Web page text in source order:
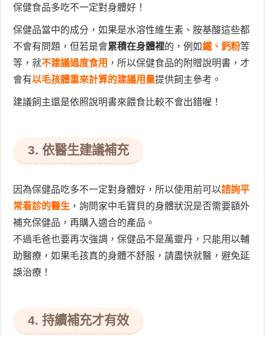
保健食品多吃不一定對身體好！
保健品當中的成分，如果是水溶性維生素、胺基酸這些都
不會有問題，但若是會累積在身體裡的，例如鐵、鈣粉等
等，就不建議過度食用 ，所以保健食品的附贈說明書，才
會有以毛孩體重來計算的建議用量提供飼主參考。
建議飼主還是依照說明書來餵食比較不會出錯喔！
3. 依醫生建議補充
因為保健品吃多不一定對身體好，所以使用前可以諮詢平
常看診的醫生 ，詢問家中毛寶貝的身體狀況是否需要額外
補充保健品，再購入適合的產品。
不過毛爸也要再次強調，保健品不是萬靈丹，只能用以輔
助醫療，如果毛孩真的身體不舒服，請盡快就醫，避免延
誤治療！
4. 持續補充才有效